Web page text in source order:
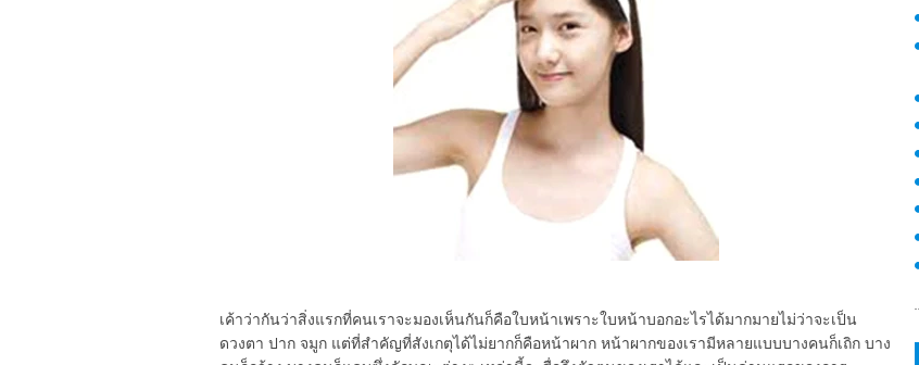
เค้าว่ากันว่าสิ่งแรกที่คนเราจะมองเห็นกันก็คือใบหน้าเพราะใบหน้าบอกอะไรได้มากมายไม่ว่าจะเป็น
ดวงตา ปาก จมูก แต่ที่สำคัญที่สังเกตุได้ไม่ยากก็คือหน้าผาก หน้าผากของเรามีหลายแบบบางคนก็เถิก บาง